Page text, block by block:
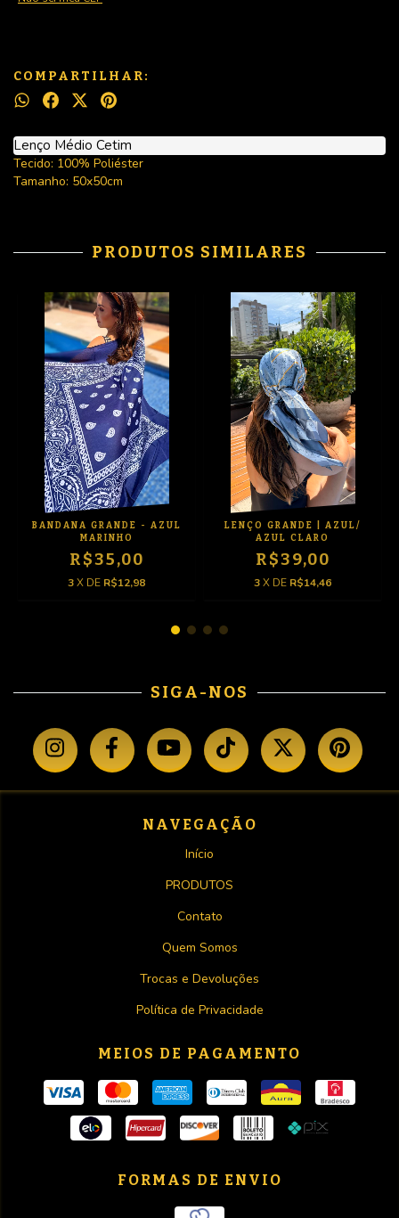
COMPARTILHAR:
Lenço Médio Cetim
Tecido: 100% Poliéster
Tamanho: 50x50cm
PRODUTOS SIMILARES
BANDANA GRANDE - AZUL
MARINHO
R$35,00
3X DE R$12,98
LENÇO GRANDE | AZUL/
AZUL CLARO
R$39,00
3X DE R$14,46
SIGA-NOS
NAVEGAÇÃO
Início
PRODUTOS
Contato
Quem Somos
Trocas e Devoluções
Política de Privacidade
MEIOS DE PAGAMENTO
FORMAS DE ENVIO